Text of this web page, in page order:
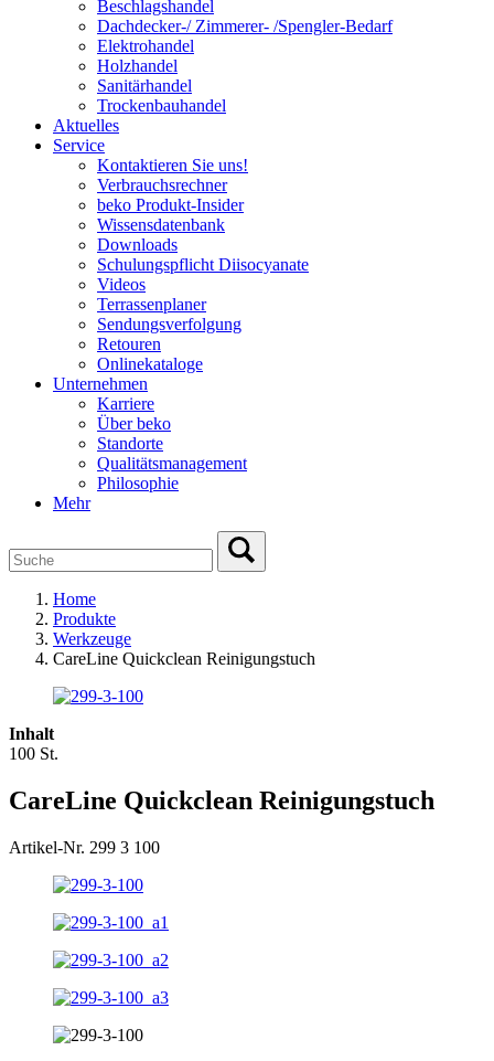
Beschlagshandel
Dachdecker-/ Zimmerer- /Spengler-Bedarf
Elektrohandel
Holzhandel
Sanitärhandel
Trockenbauhandel
Aktuelles
Service
Kontaktieren Sie uns!
Verbrauchsrechner
beko Produkt-Insider
Wissensdatenbank
Downloads
Schulungspflicht Diisocyanate
Videos
Terrassenplaner
Sendungsverfolgung
Retouren
Onlinekataloge
Unternehmen
Karriere
Über beko
Standorte
Qualitätsmanagement
Philosophie
Mehr
Home
Produkte
Werkzeuge
CareLine Quickclean Reinigungstuch
Inhalt
100 St.
CareLine Quickclean Reinigungstuch
Artikel-Nr. 299 3 100